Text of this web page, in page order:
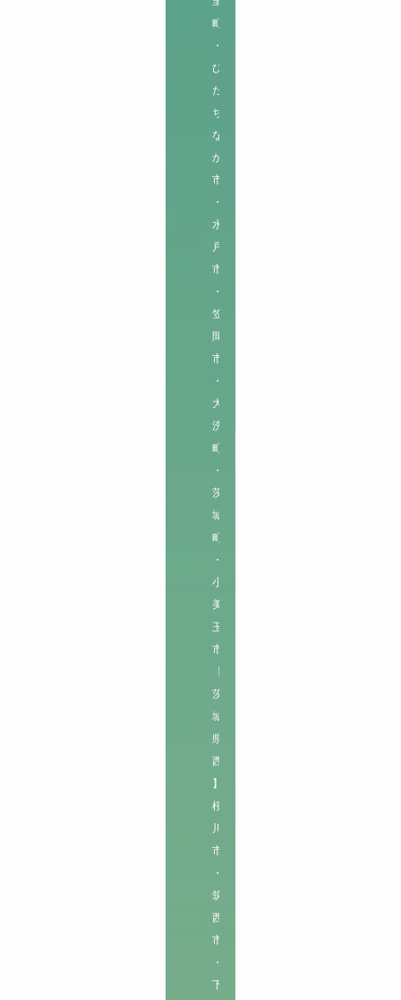
町
・
ひ
た
ち
な
か
市
・
水
戸
市
・
笠
間
市
・
大
洗
町
・
茨
城
町
・
小
美
玉
市
茨
城
県
西
】
桜
川
市
・
筑
西
市
・
下